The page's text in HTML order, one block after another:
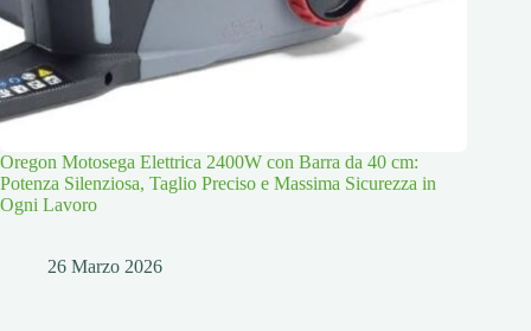
Oregon Motosega Elettrica 2400W con Barra da 40 cm:
Potenza Silenziosa, Taglio Preciso e Massima Sicurezza in
Ogni Lavoro
26 Marzo 2026